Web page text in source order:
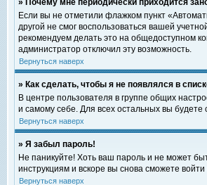
» Почему мне периодически приходится
Если вы не отметили флажком пункт
другой не смог воспользоваться вашей
рекомендуем делать это на общедоступном
администратор отключил эту возможность.
Вернуться наверх
» Как сделать, чтобы я не появлялся в
В центре пользователя в группе общих
и самому себе. Для всех остальных вы
Вернуться наверх
» Я забыл пароль!
Не паникуйте! Хоть ваш пароль и не может
инструкциям и вскоре вы снова сможете
Вернуться наверх